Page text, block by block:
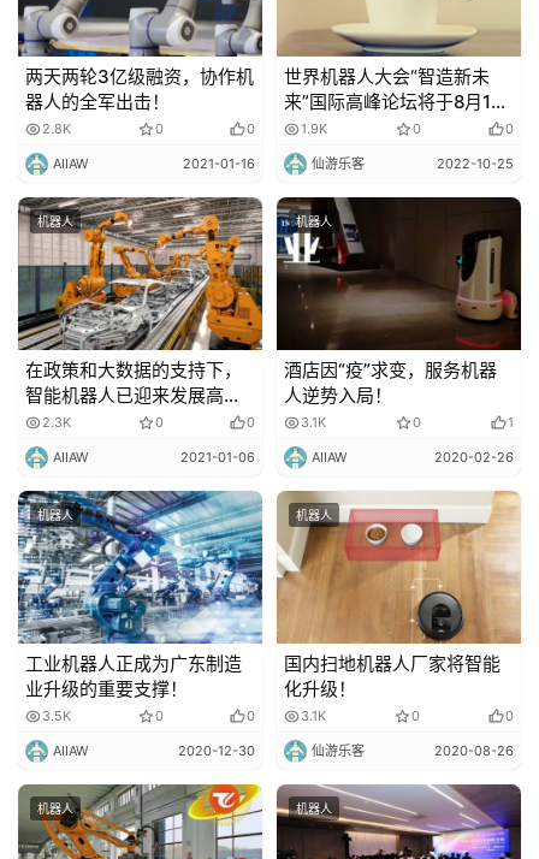
两天两轮3亿级融资，协作机
器人的全军出击！
2.8K 0 0
AIIAW 2021-01-16
世界机器人大会“智造新未
来”国际高峰论坛将于8月19
日举办
1.9K 0 0
仙游乐客 2022-10-25
机器人
在政策和大数据的支持下，
智能机器人已迎来发展高
峰！
2.3K 0 0
AIIAW 2021-01-06
机器人
酒店因“疫”求变，服务机器
人逆势入局！
3.1K 0 1
AIIAW 2020-02-26
机器人
工业机器人正成为广东制造
业升级的重要支撑！
3.5K 0 0
AIIAW 2020-12-30
机器人
国内扫地机器人厂家将智能
化升级！
3.1K 0 0
仙游乐客 2020-08-26
机器人 机器人